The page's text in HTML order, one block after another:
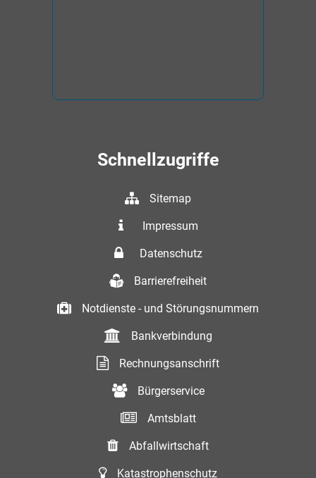
Schnellzugriffe
Sitemap
Impressum
Datenschutz
Barrierefreiheit
Notdienste - und Störungsnummern
Bankverbindung
Rechnungsanschrift
Bürgerservice
Amtsblatt
Abfallwirtschaft
Katastrophenschutz